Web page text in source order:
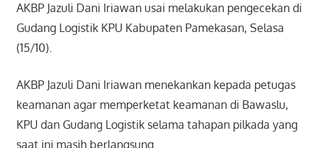
AKBP Jazuli Dani Iriawan usai melakukan pengecekan di
Gudang Logistik KPU Kabupaten Pamekasan, Selasa
(15/10).
AKBP Jazuli Dani Iriawan menekankan kepada petugas
keamanan agar memperketat keamanan di Bawaslu,
KPU dan Gudang Logistik selama tahapan pilkada yang
saat ini masih berlangsung.